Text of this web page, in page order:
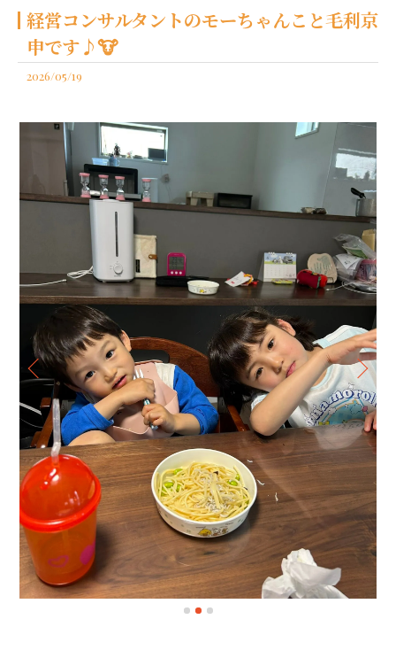
経営コンサルタントのモーちゃんこと毛利京
申です♪🐮
2026/05/19